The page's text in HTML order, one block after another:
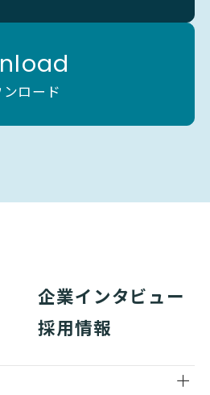
ロード
企業インタビュー
採用情報